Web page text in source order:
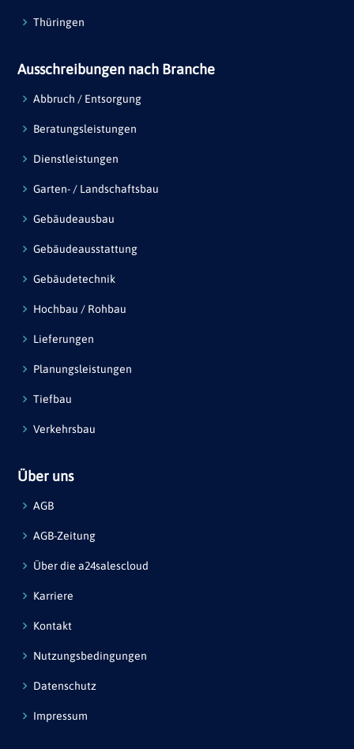
Thüringen
Ausschreibungen nach Branche
Abbruch / Entsorgung
Beratungsleistungen
Dienstleistungen
Garten- / Landschaftsbau
Gebäudeausbau
Gebäudeausstattung
Gebäudetechnik
Hochbau / Rohbau
Lieferungen
Planungsleistungen
Tiefbau
Verkehrsbau
Über uns
AGB
AGB-Zeitung
Über die a24salescloud
Karriere
Kontakt
Nutzungsbedingungen
Datenschutz
Impressum